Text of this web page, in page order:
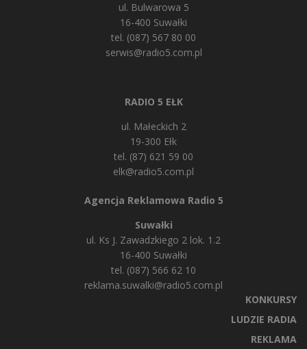
ul. Bulwarowa 5
16-400 Suwałki
tel. (087) 567 80 00
serwis@radio5.com.pl
RADIO 5 EŁK
ul. Małeckich 2
19-300 Ełk
tel. (87) 621 59 00
elk@radio5.com.pl
Agencja Reklamowa Radio 5
Suwałki
ul. Ks J. Zawadzkiego 2 lok. 1.2
16-400 Suwałki
tel. (087) 566 62 10
reklama.suwalki@radio5.com.pl
KONKURSY
LUDZIE RADIA
REKLAMA